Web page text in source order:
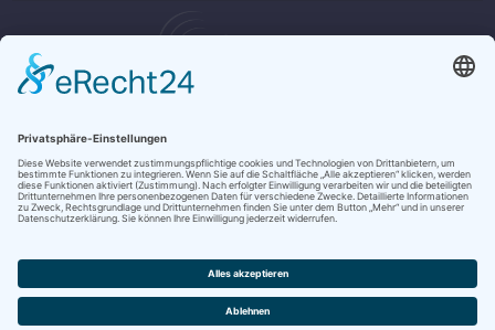
Behördennummer 115
KONTAKT
NOTRUFE & HOTLINES
JOBS
STADTANZEIGER
BROSCHÜREN
PRESSE
DATENSCHUTZ